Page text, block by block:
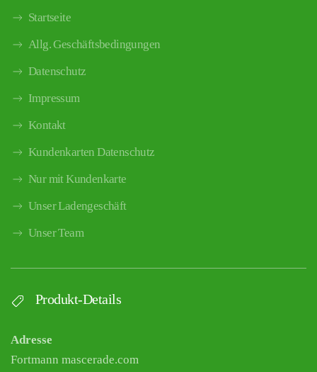
Startseite
Allg. Geschäftsbedingungen
Datenschutz
Impressum
Kontakt
Kundenkarten Datenschutz
Nur mit Kundenkarte
Unser Ladengeschäft
Unser Team
Produkt-Details
Adresse
Fortmann mascerade.com